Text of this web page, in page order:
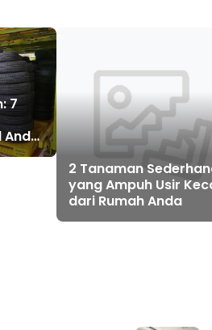
7
Anda
2 Tanaman
yang Ampuh Usir
dari Rumah Anda